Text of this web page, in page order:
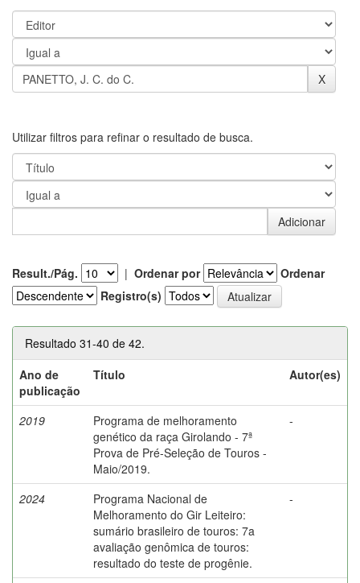
Utilizar filtros para refinar o resultado de busca.
Result./Pág. | Ordenar por
Ordenar
Registro(s)
Resultado 31-40 de 42.
Ano de
publicação
Título Autor(es)
2019
Programa de melhoramento
genético da raça Girolando - 7ª
Prova de Pré-Seleção de Touros -
Maio/2019.
-
2024
Programa Nacional de
Melhoramento do Gir Leiteiro:
sumário brasileiro de touros: 7a
avaliação genômica de touros:
resultado do teste de progênie.
-